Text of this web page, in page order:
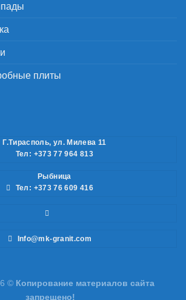
плиты
Г.Тирасполь, ул. Милева 11
Тел: +373 77 964 813
Рыбница
Тел: +373 76 609 416
Info@mk-granit.com
© Копирование материалов сайта
запрещено!